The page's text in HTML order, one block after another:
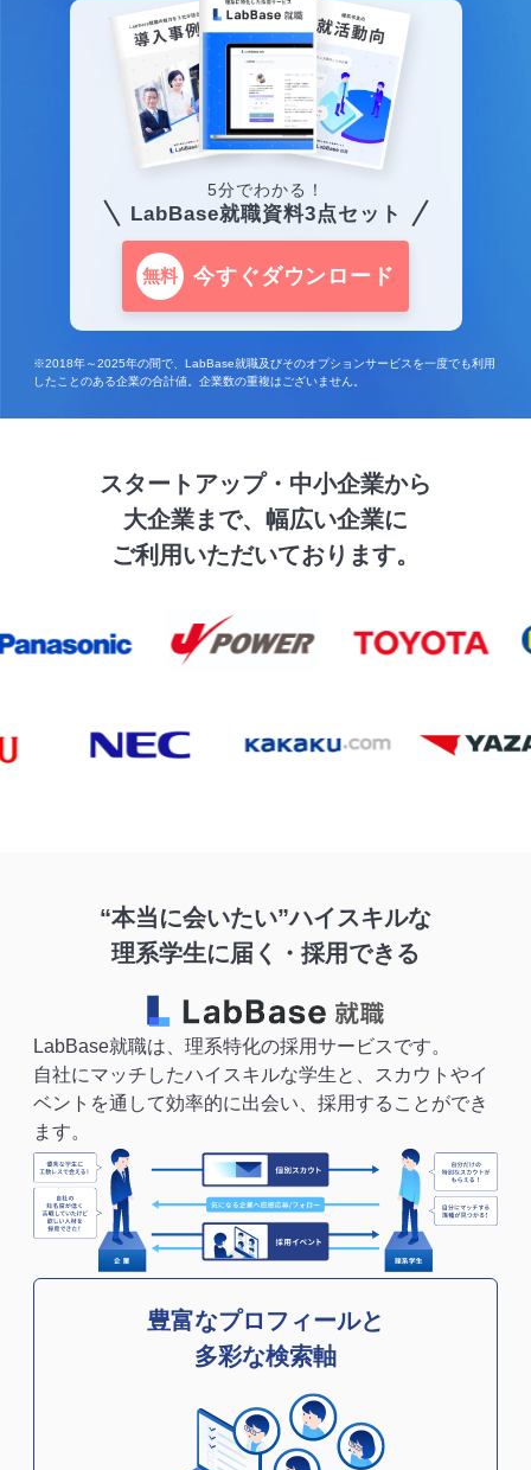
5分でわかる！
LabBase就職資料3点セット
無料 今すぐダウンロード
※2018年～2025年の間で、LabBase就職及びそのオプションサービスを一度でも利用
したことのある企業の合計値。企業数の重複はございません。
スタートアップ・中小企業から
大企業まで、幅広い企業に
ご利用いただいております。
“本当に会いたい”ハイスキルな
理系学生に届く・採用できる
LabBase就職は、理系特化の採用サービスです。
自社にマッチしたハイスキルな学生と、スカウトやイ
ベントを通して効率的に出会い、採用することができ
ます。
豊富なプロフィールと
多彩な検索軸